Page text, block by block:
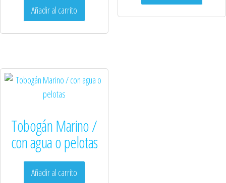
Añadir al carrito
Tobogán Marino /
con agua o pelotas
Añadir al carrito